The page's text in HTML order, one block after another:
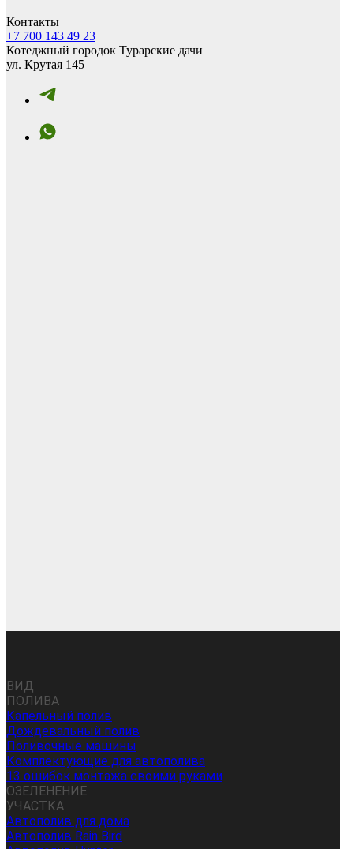
Контакты
+7 700 143 49 23
Котеджный городок Турарские дачи
ул. Крутая 145
ВИД
ПОЛИВА
Капельный полив
Дождевальный полив
Поливочные машины
Комплектующие для автополива
13 ошибок монтажа своими руками
ОЗЕЛЕНЕНИЕ
УЧАСТКА
Автополив для дома
Автополив Rain Bird